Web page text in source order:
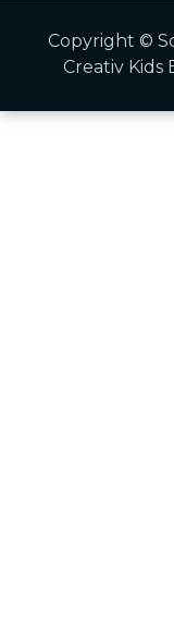
Copyright ©
Creativ Kids